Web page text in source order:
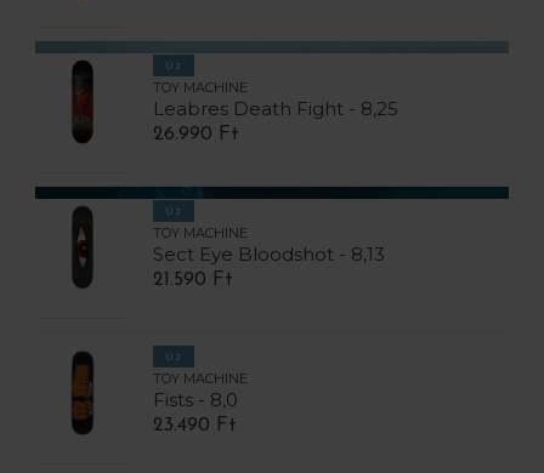
ÚJ
TOY MACHINE
Leabres Death Fight - 8,25
26.990 Ft
ÚJ
TOY MACHINE
Sect Eye Bloodshot - 8,13
21.590 Ft
ÚJ
TOY MACHINE
Fists - 8,0
23.490 Ft